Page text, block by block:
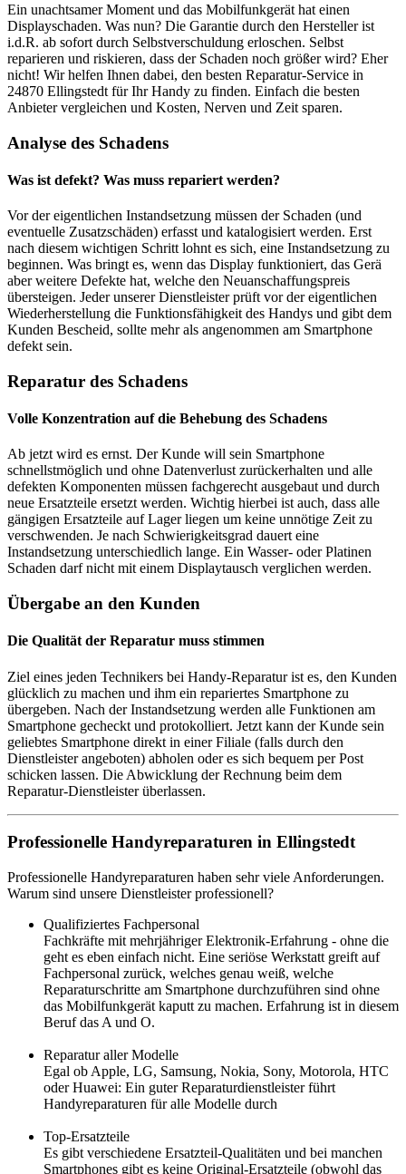
Ein unachtsamer Moment und das Mobilfunkgerät hat einen
Displayschaden. Was nun? Die Garantie durch den Hersteller ist
i.d.R. ab sofort durch Selbstverschuldung erloschen. Selbst
reparieren und riskieren, dass der Schaden noch größer wird? Eher
nicht! Wir helfen Ihnen dabei, den besten Reparatur-Service in
24870 Ellingstedt für Ihr Handy zu finden. Einfach die besten
Anbieter vergleichen und Kosten, Nerven und Zeit sparen.
Analyse des Schadens
Was ist defekt? Was muss repariert werden?
Vor der eigentlichen Instandsetzung müssen der Schaden (und
eventuelle Zusatzschäden) erfasst und katalogisiert werden. Erst
nach diesem wichtigen Schritt lohnt es sich, eine Instandsetzung zu
beginnen. Was bringt es, wenn das Display funktioniert, das Gerä
aber weitere Defekte hat, welche den Neuanschaffungspreis
übersteigen. Jeder unserer Dienstleister prüft vor der eigentlichen
Wiederherstellung die Funktionsfähigkeit des Handys und gibt dem
Kunden Bescheid, sollte mehr als angenommen am Smartphone
defekt sein.
Reparatur des Schadens
Volle Konzentration auf die Behebung des Schadens
Ab jetzt wird es ernst. Der Kunde will sein Smartphone
schnellstmöglich und ohne Datenverlust zurückerhalten und alle
defekten Komponenten müssen fachgerecht ausgebaut und durch
neue Ersatzteile ersetzt werden. Wichtig hierbei ist auch, dass alle
gängigen Ersatzteile auf Lager liegen um keine unnötige Zeit zu
verschwenden. Je nach Schwierigkeitsgrad dauert eine
Instandsetzung unterschiedlich lange. Ein Wasser- oder Platinen
Schaden darf nicht mit einem Displaytausch verglichen werden.
Übergabe an den Kunden
Die Qualität der Reparatur muss stimmen
Ziel eines jeden Technikers bei Handy-Reparatur ist es, den Kunden
glücklich zu machen und ihm ein repariertes Smartphone zu
übergeben. Nach der Instandsetzung werden alle Funktionen am
Smartphone gecheckt und protokolliert. Jetzt kann der Kunde sein
geliebtes Smartphone direkt in einer Filiale (falls durch den
Dienstleister angeboten) abholen oder es sich bequem per Post
schicken lassen. Die Abwicklung der Rechnung beim dem
Reparatur-Dienstleister überlassen.
Professionelle Handyreparaturen in Ellingstedt
Professionelle Handyreparaturen haben sehr viele Anforderungen.
Warum sind unsere Dienstleister professionell?
Qualifiziertes Fachpersonal
Fachkräfte mit mehrjähriger Elektronik-Erfahrung - ohne die
geht es eben einfach nicht. Eine seriöse Werkstatt greift auf
Fachpersonal zurück, welches genau weiß, welche
Reparaturschritte am Smartphone durchzuführen sind ohne
das Mobilfunkgerät kaputt zu machen. Erfahrung ist in diesem
Beruf das A und O.
Reparatur aller Modelle
Egal ob Apple, LG, Samsung, Nokia, Sony, Motorola, HTC
oder Huawei: Ein guter Reparaturdienstleister führt
Handyreparaturen für alle Modelle durch
Top-Ersatzteile
Es gibt verschiedene Ersatzteil-Qualitäten und bei manchen
Smartphones gibt es keine Original-Ersatzteile (obwohl das